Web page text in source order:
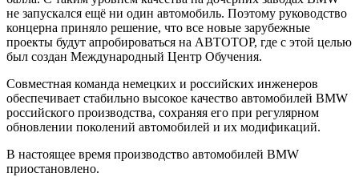
не запускался ещё ни один автомобиль. Поэтому руководство
концерна приняло решение, что все новые зарубежные
проекты будут апробироваться на АВТОТОР, где с этой целью
был создан Международный Центр Обучения.
Совместная команда немецких и российских инженеров
обеспечивает стабильно высокое качество автомобилей BMW
российского производства, сохраняя его при регулярном
обновлении поколений автомобилей и их модификаций.
В настоящее время производство автомобилей BMW
приостановлено.